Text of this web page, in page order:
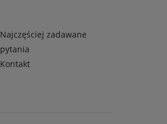
Najczęściej zadawane
pytania
Kontakt